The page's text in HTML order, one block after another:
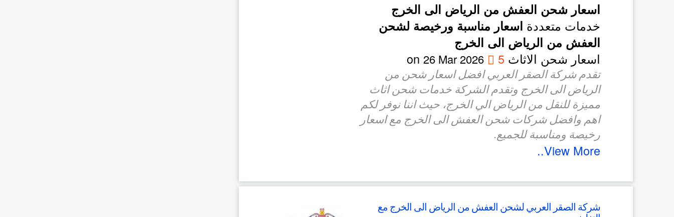
اسعار شحن العفش من الرياض الى الخرج
خدمات متعددة اسعار مناسبة ورخيصة لشحن
العفش من الرياض الى الخرج
اسعار شحن الاثاث 5
on
26 Mar 2026
تقدم شركة الصقر العربي افضل اسعار شحن من
الرياض الى الخرج وتقدم الشركة خدمات شحن اثاث
مميزة للنقل من الرياض الي الخرج، حيث اننا نوفر لكم
اهم وافضل شركات شحن العفش الى الخرج مع اسعار
رخيصة ومناسبة للجميع.
View More..
شركة الصقر العربي لشحن العفش من الرياض الى الخرج مع